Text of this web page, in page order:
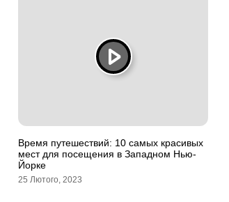
Время путешествий: 10 самых красивых
мест для посещения в Западном Нью-
Йорке
25 Лютого, 2023